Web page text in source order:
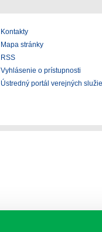
Kontakty
Mapa stránky
RSS
Vyhlásenie o prístupnosti
Ústredný portál verejných